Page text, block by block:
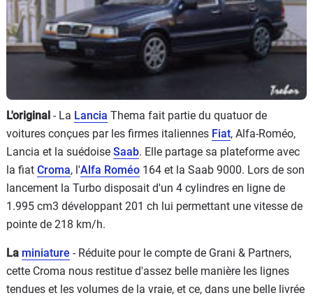
Services
Moto
Marques
L'original - La Lancia Thema fait partie du quatuor de
voitures conçues par les firmes italiennes Fiat, Alfa-Roméo,
Lancia et la suédoise Saab. Elle partage sa plateforme avec
la fiat Croma, l'Alfa Roméo 164 et la Saab 9000. Lors de son
lancement la Turbo disposait d'un 4 cylindres en ligne de
1.995 cm3 développant 201 ch lui permettant une vitesse de
pointe de 218 km/h.
La miniature - Réduite pour le compte de Grani & Partners,
cette Croma nous restitue d'assez belle manière les lignes
tendues et les volumes de la vraie, et ce, dans une belle livrée